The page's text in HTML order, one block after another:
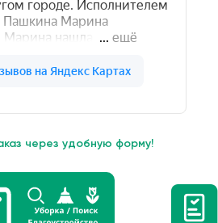
через удобную форму!